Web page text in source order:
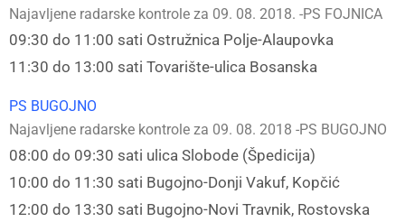
Najavljene radarske kontrole za 09. 08. 2018. -PS FOJNICA
09:30 do 11:00 sati Ostružnica Polje-Alaupovka
11:30 do 13:00 sati Tovarište-ulica Bosanska
PS BUGOJNO
Najavljene radarske kontrole za 09. 08. 2018 -PS BUGOJNO
08:00 do 09:30 sati ulica Slobode (Špedicija)
10:00 do 11:30 sati Bugojno-Donji Vakuf, Kopčić
12:00 do 13:30 sati Bugojno-Novi Travnik, Rostovska